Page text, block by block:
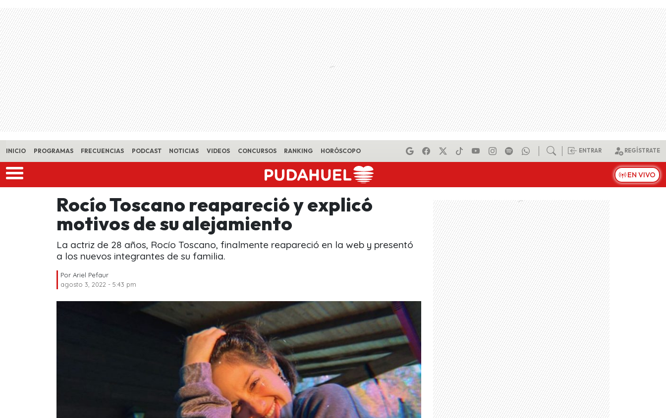
Skip to main content
INICIO PROGRAMAS FRECUENCIAS PODCAST NOTICIAS VIDEOS CONCURSOS RANKING HORÓSCOPO ENTRAR REGÍSTRATE
EN VIVO
Rocío Toscano reapareció y explicó
motivos de su alejamiento
La actriz de 28 años, Rocío Toscano, finalmente reapareció en la web y presentó
a los nuevos integrantes de su familia.
Por Ariel Pefaur
agosto 3, 2022 - 5:43 pm